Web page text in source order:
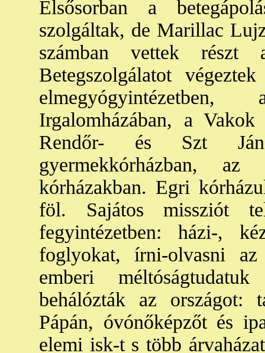
Elsősorban a
szolgáltak, de Marillac
számban vettek részt
Betegszolgálatot
Irgalomházában, a
Rendőr- és Szt
gyermekkórházban,
kórházakban. Egri
föl. Sajátos missziót
fegyintézetben: házi-,
foglyokat, írni-olvasni az
emberi
behálózták az országot:
Pápán, óvónőképzőt és
elemi isk-t s több árvaházat